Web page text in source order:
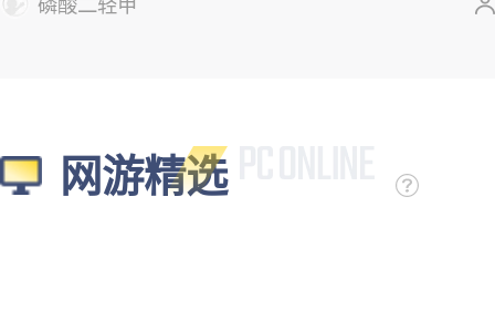
网游精选